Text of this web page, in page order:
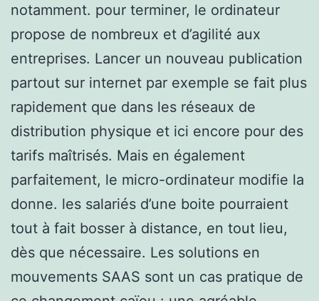
notamment. pour terminer, le ordinateur
propose de nombreux et d’agilité aux
entreprises. Lancer un nouveau publication
partout sur internet par exemple se fait plus
rapidement que dans les réseaux de
distribution physique et ici encore pour des
tarifs maîtrisés. Mais en également
parfaitement, le micro-ordinateur modifie la
donne. les salariés d’une boite pourraient
tout à fait bosser à distance, en tout lieu,
dès que nécessaire. Les solutions en
mouvements SAAS sont un cas pratique de